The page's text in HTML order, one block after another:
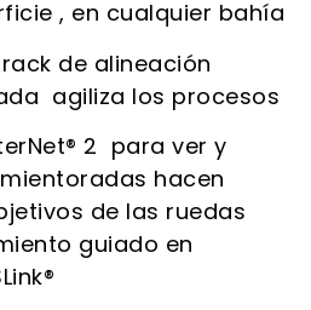
, en cualquier bahía
de alineación
agiliza los procesos
2 para ver y
hacen
de las ruedas
guiado en